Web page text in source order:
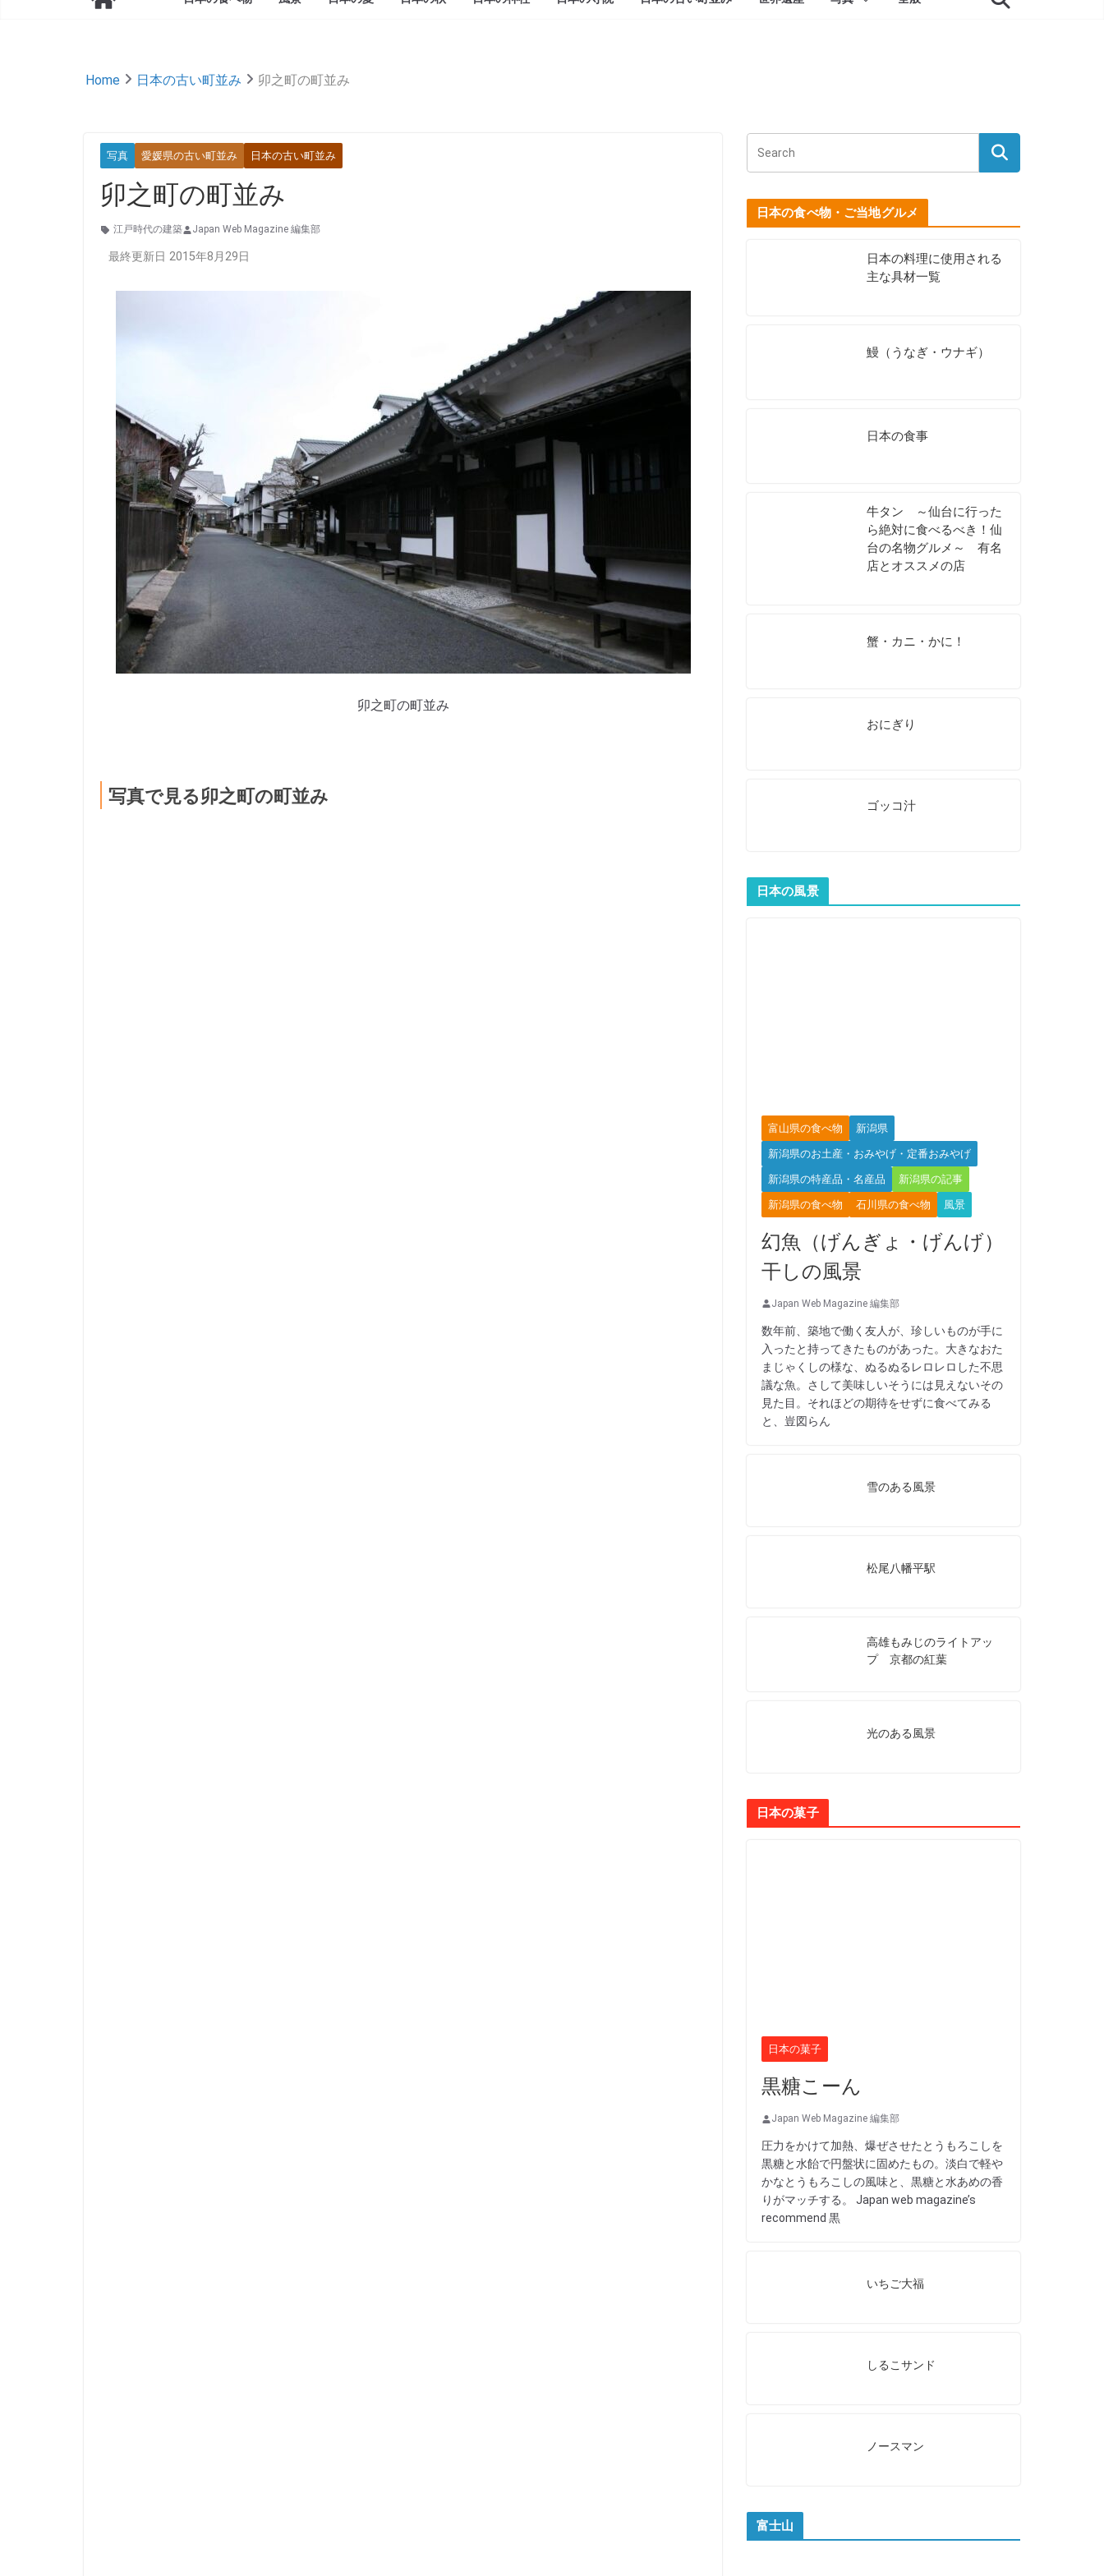
Home 日本の古い町並み 卯之町の町並み
写真 愛媛県の古い町並み 日本の古い町並み
卯之町の町並み
江戸時代の建築 Japan Web Magazine 編集部
最終更新日 2015年8月29日
卯之町の町並み
写真で見る卯之町の町並み
日本の食べ物・ご当地グルメ
日本の料理に使用される
主な具材一覧
鰻（うなぎ・ウナギ）
日本の食事
牛タン ～仙台に行った
ら絶対に食べるべき！仙
台の名物グルメ～ 有名
店とオススメの店
蟹・カニ・かに！
おにぎり
ゴッコ汁
日本の風景
富山県の食べ物 新潟県
新潟県のお土産・おみやげ・定番おみやげ
新潟県の特産品・名産品 新潟県の記事
新潟県の食べ物 石川県の食べ物 風景
幻魚（げんぎょ・げんげ）
干しの風景
Japan Web Magazine 編集部
数年前、築地で働く友人が、珍しいものが手に
入ったと持ってきたものがあった。大きなおた
まじゃくしの様な、ぬるぬるレロレロした不思
議な魚。さして美味しいそうには見えないその
見た目。それほどの期待をせずに食べてみる
と、豈図らん
雪のある風景
松尾八幡平駅
高雄もみじのライトアッ
プ 京都の紅葉
光のある風景
日本の菓子
日本の菓子
黒糖こーん
Japan Web Magazine 編集部
圧力をかけて加熱、爆ぜさせたとうもろこしを
黒糖と水飴で円盤状に固めたもの。淡白で軽や
かなとうもろこしの風味と、黒糖と水あめの香
りがマッチする。 Japan web magazine’s
recommend 黒
いちご大福
しるこサンド
ノースマン
富士山